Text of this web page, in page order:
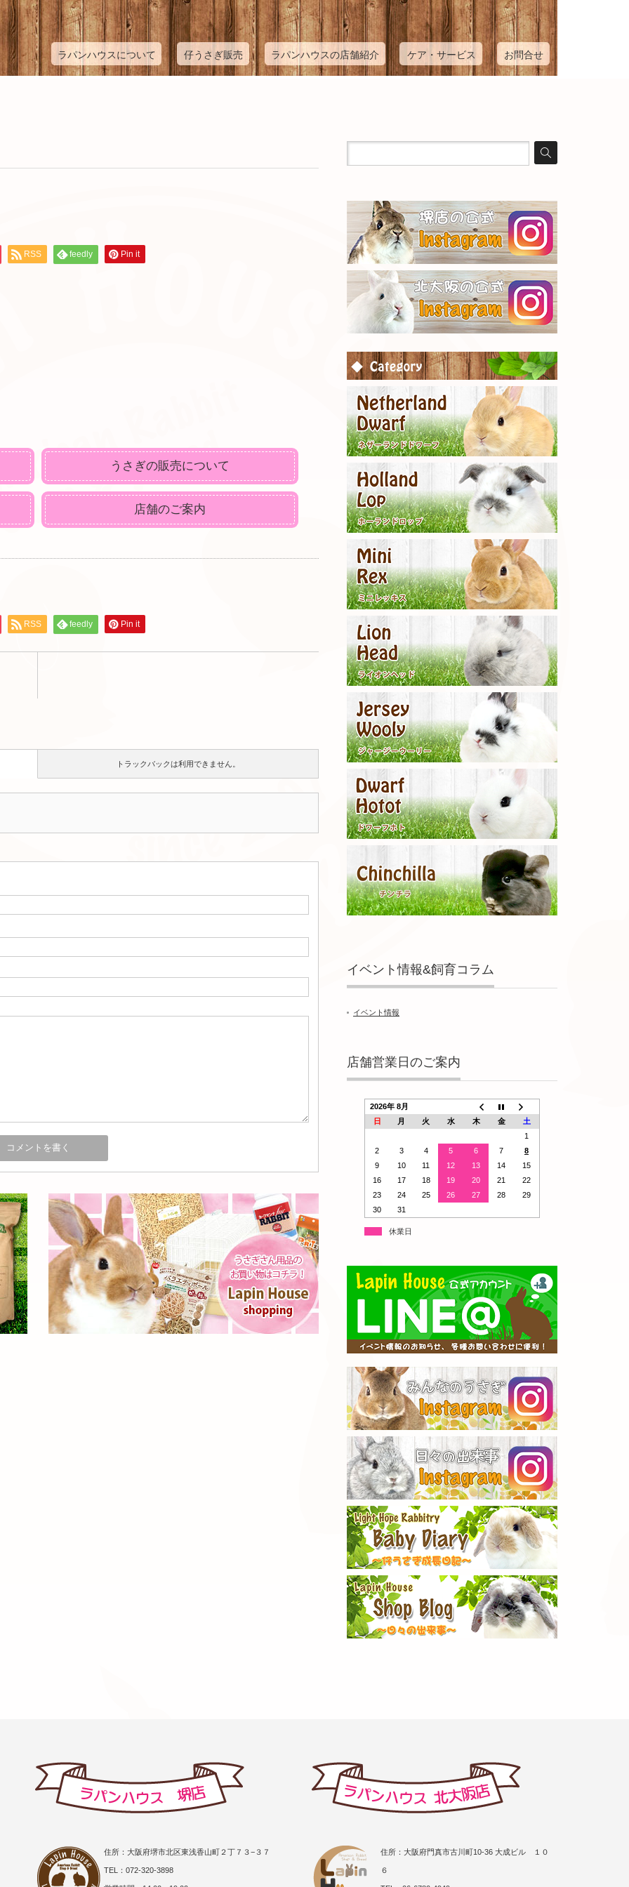
ラパンハウスについて 仔うさぎ販売 ラパンハウスの店舗紹介 ケア・サービス お問合せ
RSS feedly Pin it
うさぎの販売について
店舗のご案内
RSS feedly Pin it
トラックバックは利用できません。
イベント情報&飼育コラム
イベント情報
店舗営業日のご案内
2026年 8月
日
月 火 水 木 金
土
1
2
3 4 5 6 7
8
9
10 11 12 13 14
15
16
17 18 19 20 21
22
23
24 25 26 27 28
29
30
31
休業日
住所：大阪府堺市北区東浅香山町２丁７３−３７
TEL：072-320-3898
住所：大阪府門真市古川町10-36 大成ビル １０
６